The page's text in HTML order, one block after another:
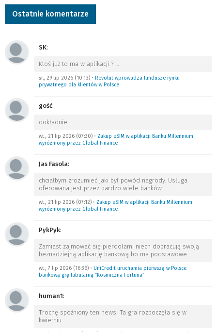
Ostatnie komentarze
SK:
Ktoś już to ma w aplikacji ? …
śr., 29 lip 2026 (10:13) • Revolut wprowadza fundusze rynku
prywatnego dla klientów w Polsce
gość:
dokładnie …
wt., 21 lip 2026 (07:30) • Zakup eSIM w aplikacji Banku Millennium
wyróżniony przez Global Finance
Jas Fasola:
chciałbym zrozumieć jaki był powód nagrody. Usługa
oferowana jest przez bardzo wiele banków. …
wt., 21 lip 2026 (07:12) • Zakup eSIM w aplikacji Banku Millennium
wyróżniony przez Global Finance
PykPyk:
Zamiast zajmować się pierdołami niech dopracują swoją
beznadziejną aplikację bankową bo ma podstawowe …
wt., 7 lip 2026 (16:36) • UniCredit uruchamia pierwszą w Polsce
bankową grę fabularną “Kosmiczna Fortuna”
human1:
Trochę spóźniony ten news. Ta gra rozpoczęła się w
kwietniu. …